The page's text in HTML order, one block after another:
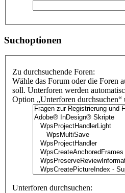
Suchoptionen
Zu durchsuchende Foren:
Wähle das Forum oder die Foren
soll. Unterforen werden
Option „Unterforen durchsuchen“
Unterforen durchsuchen: